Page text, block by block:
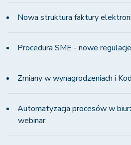
Nowa struktura faktury
Procedura SME - nowe
Zmiany w wynagrodzeniach i
Automatyzacja procesów w
webinar